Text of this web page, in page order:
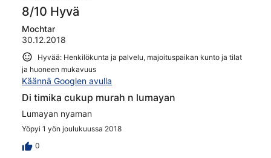
8/10 Hyvä
Mochtar
30.12.2018
Hyvää: Henkilökunta ja palvelu, majoituspaikan kunto ja tilat
ja huoneen mukavuus
Käännä Googlen avulla
Di timika cukup murah n lumayan
Lumayan nyaman
Yöpyi 1 yön joulukuussa 2018
0